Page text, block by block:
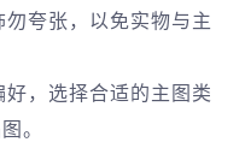
夸张，以免实物与主
，选择合适的主图类
。